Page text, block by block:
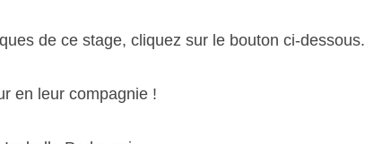
de ce stage, cliquez sur le bouton ci-dessous.
en leur compagnie !